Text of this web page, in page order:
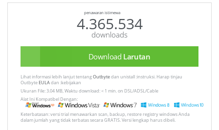
penawaran istimewa
4.365.534
downloads
Download Larutan
Lihat informasi lebih lanjut tentangOutbytedan unistall :instruksi. Harap tinjau
Outbyte EULAdan :kebijakan
Ukuran File: 3.04 MB, Waktu download: < 1 min. on DSL/ADSL/Cable
Alat Ini Kompatibel Dengan:
Keterbatasan: versi trial menawarkan scan, backup, restore registry windows Anda
dalam jumlah yang tidak terbatas secara GRATIS. Versi lengkap harus dibeli.